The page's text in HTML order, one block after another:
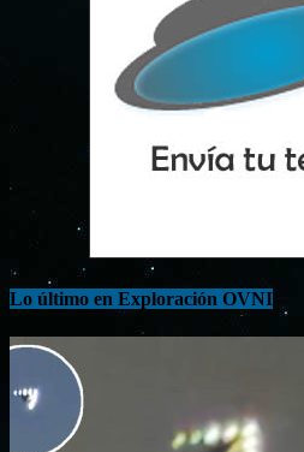
Lo último en Exploración OVNI